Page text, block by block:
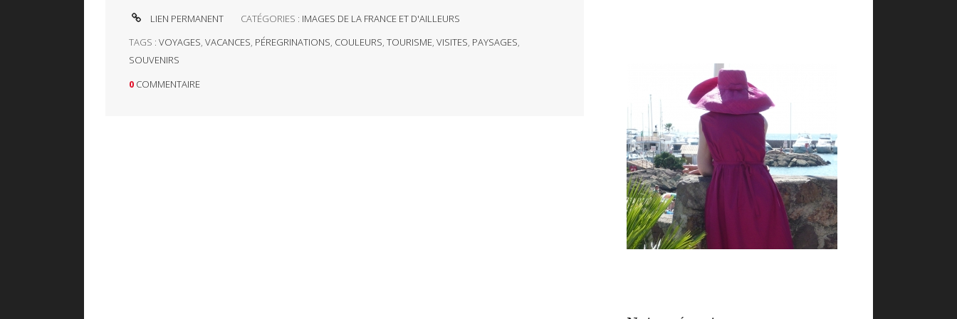
LIEN PERMANENT CATÉGORIES : IMAGES DE LA FRANCE ET D'AILLEURS
TAGS : VOYAGES, VACANCES, PÉREGRINATIONS, COULEURS, TOURISME, VISITES, PAYSAGES,
SOUVENIRS
0 COMMENTAIRE